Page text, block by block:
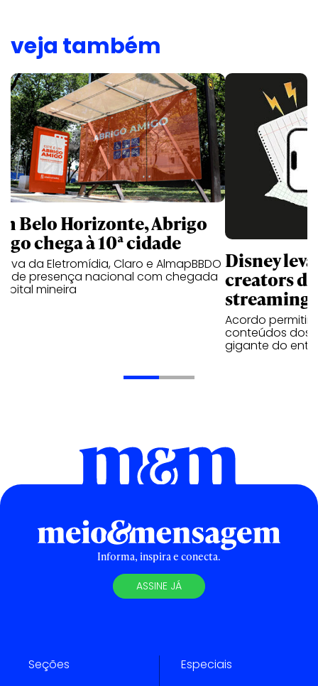
veja também
Belo Horizonte, Abrigo
chega à 10ª cidade
da Eletromídia, Claro e AlmapBBDO
presença nacional com chegada
mineira
Disney
creators
streaming
Acordo
conteúdos dos
gigante do
Informa, inspira e conecta.
ASSINE JÁ
Seções Especiais